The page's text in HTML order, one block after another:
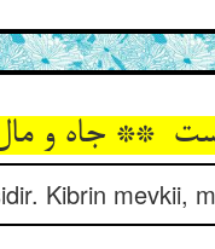
Kibrin mevkii,